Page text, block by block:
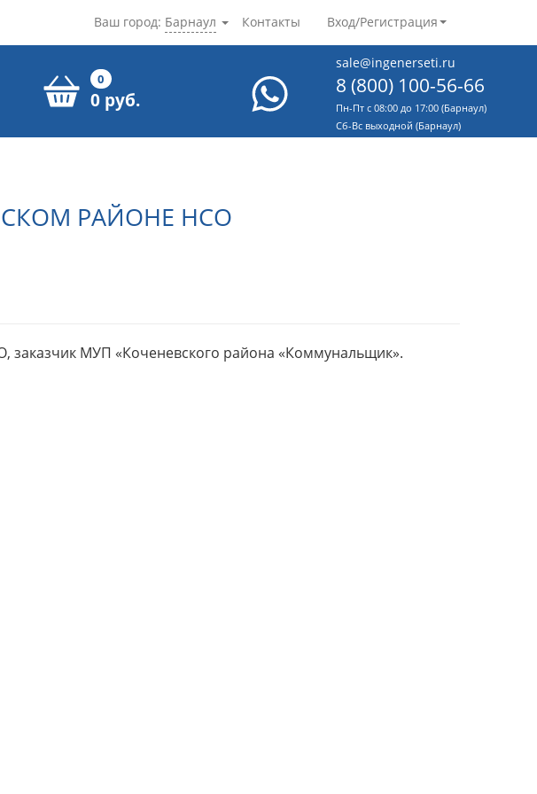
Контакты Вход/Регистрация
Ваш город: Барнаул
0
0 руб.
sale@ingenerseti.ru
8 (800) 100-56-66
Пн-Пт с 08:00 до 17:00 (Барнаул)
Cб-Вс выходной (Барнаул)
РАЙОНЕ НСО
заказчик МУП «Коченевского района «Коммунальщик».